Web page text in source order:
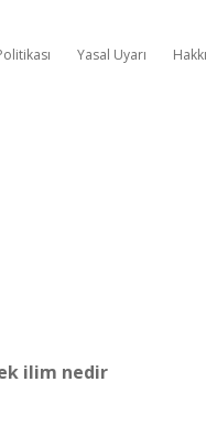
Yasal Uyarı
ilim nedir